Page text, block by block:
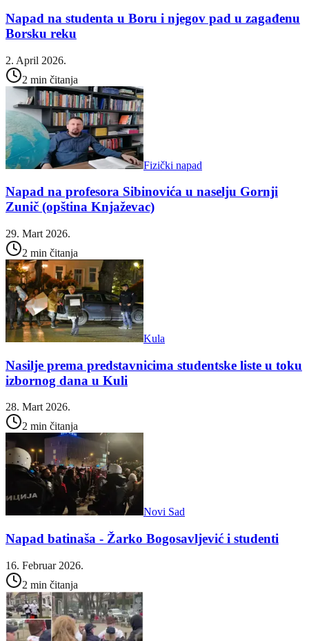
Napad na studenta u Boru i njegov pad u zagađenu
Borsku reku
2. April 2026.
2 min čitanja
Fizički napad
Napad na profesora Sibinovića u naselju Gornji
Zunič (opština Knjaževac)
29. Mart 2026.
2 min čitanja
Kula
Nasilje prema predstavnicima studentske liste u toku
izbornog dana u Kuli
28. Mart 2026.
2 min čitanja
Novi Sad
Napad batinaša - Žarko Bogosavljević i studenti
16. Februar 2026.
2 min čitanja